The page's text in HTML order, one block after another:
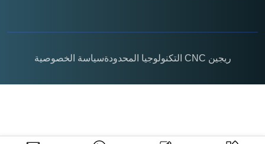
ريجين CNC التكنولوجيا المحدودة سياسة الخصوصية